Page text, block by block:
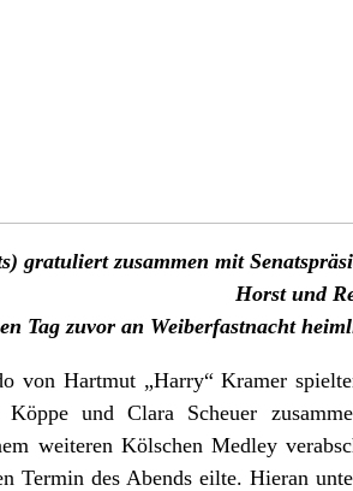
gratuliert zusammen mit
Horst und
Tag zuvor an Weiberfastnacht
von Hartmut „Harry“ Kramer
und Clara Scheuer
weiteren Kölschen Medley
Termin des Abends eilte. Hieran